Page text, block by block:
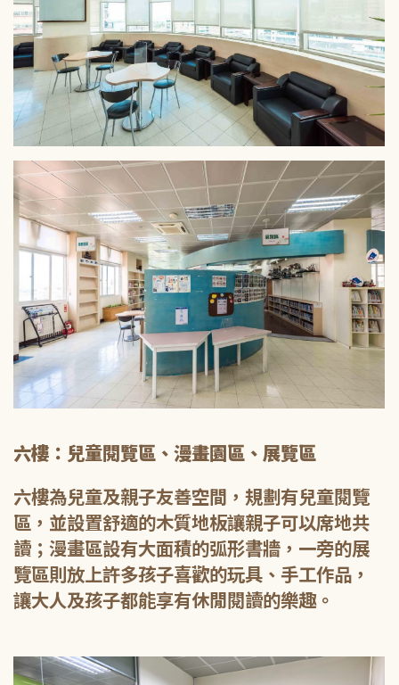
六樓：兒童閱覽區、漫畫園區、展覽區
六樓為兒童及親子友善空間，規劃有兒童閱覽
區，並設置舒適的木質地板讓親子可以席地共
讀；漫畫區設有大面積的弧形書牆，一旁的展
覽區則放上許多孩子喜歡的玩具、手工作品，
讓大人及孩子都能享有休閒閱讀的樂趣。